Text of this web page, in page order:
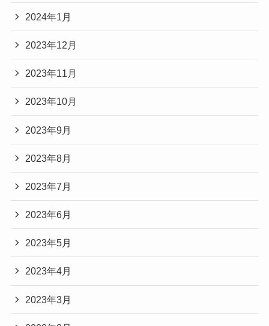
2024年1月
2023年12月
2023年11月
2023年10月
2023年9月
2023年8月
2023年7月
2023年6月
2023年5月
2023年4月
2023年3月